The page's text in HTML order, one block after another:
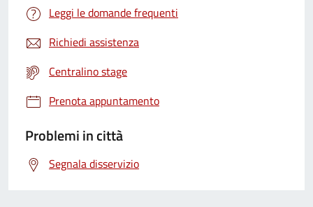
Leggi le domande frequenti
Richiedi assistenza
Centralino stage
Prenota appuntamento
Problemi in città
Segnala disservizio